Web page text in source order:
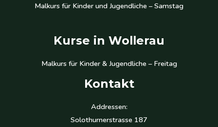
Malkurs für Kinder und Jugendliche – Samstag
Kurse in Wollerau
Malkurs für Kinder & Jugendliche – Freitag
Kontakt
Addressen:
Solothurnerstrasse 187